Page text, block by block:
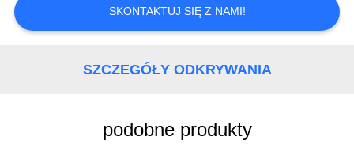
SKONTAKTUJ SIĘ Z NAMI!
SZCZEGÓŁY ODKRYWANIA
podobne produkty